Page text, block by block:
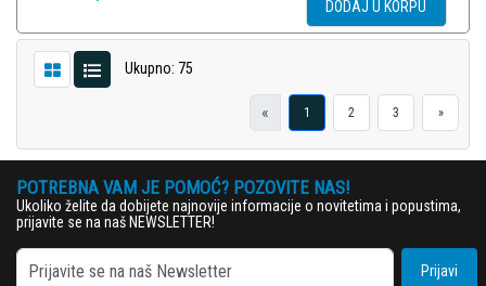
DODAJ U KORPU
Ukupno: 75
« 1 2 3 »
POTREBNA VAM JE POMOĆ? POZOVITE NAS!
Ukoliko želite da dobijete najnovije informacije o novitetima i popustima,
prijavite se na naš NEWSLETTER!
Prijavi